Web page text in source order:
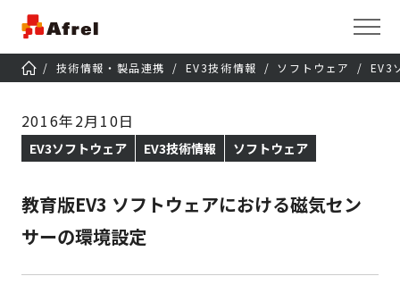
技術情報・製品連携 EV3技術情報 ソフトウェア EV3
2016年2月10日
EV3ソフトウェア EV3技術情報 ソフトウェア
教育版EV3 ソフトウェアにおける磁気セン
サーの環境設定